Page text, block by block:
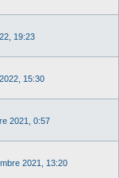
19:23
15:30
2021, 0:57
2021, 13:20